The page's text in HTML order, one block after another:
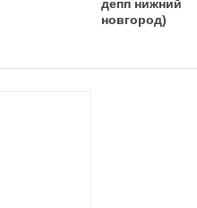
депп нижний
новгород)